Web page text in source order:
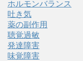
ホルモンバランス
吐き気
薬の副作用
聴覚過敏
発達障害
味覚障害